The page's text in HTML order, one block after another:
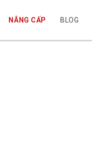
NÂNG CẤP BLOG